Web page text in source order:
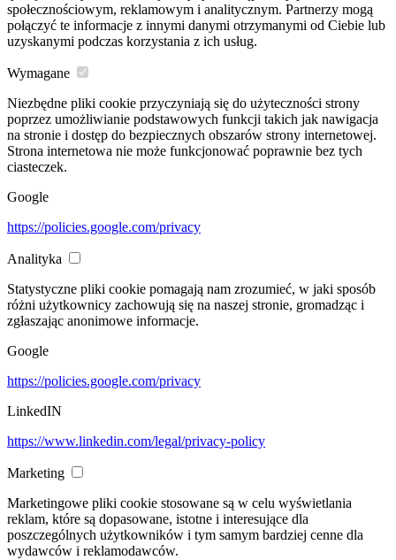
społecznościowym, reklamowym i analitycznym. Partnerzy mogą
połączyć te informacje z innymi danymi otrzymanymi od Ciebie lub
uzyskanymi podczas korzystania z ich usług.
Wymagane
Niezbędne pliki cookie przyczyniają się do użyteczności strony
poprzez umożliwianie podstawowych funkcji takich jak nawigacja
na stronie i dostęp do bezpiecznych obszarów strony internetowej.
Strona internetowa nie może funkcjonować poprawnie bez tych
ciasteczek.
Google
https://policies.google.com/privacy
Analityka
Statystyczne pliki cookie pomagają nam zrozumieć, w jaki sposób
różni użytkownicy zachowują się na naszej stronie, gromadząc i
zgłaszając anonimowe informacje.
Google
https://policies.google.com/privacy
LinkedIN
https://www.linkedin.com/legal/privacy-policy
Marketing
Marketingowe pliki cookie stosowane są w celu wyświetlania
reklam, które są dopasowane, istotne i interesujące dla
poszczególnych użytkowników i tym samym bardziej cenne dla
wydawców i reklamodawców.